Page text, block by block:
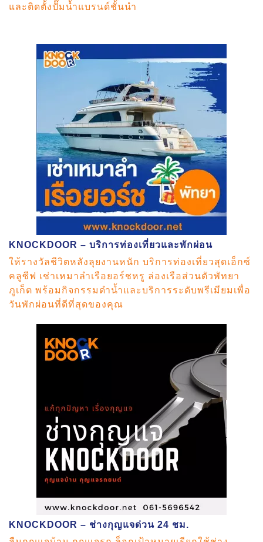
และติดตั้งปั๊มน้ำแบรนด์ชั้นนำ
KNOCKDOOR – บริการท่องเที่ยวและพักผ่อน
ให้รางวัลชีวิตหลังลุยงานหนัก บริการท่องเที่ยวสุดเอ็กซ์
คลูซีฟ เช่าเหมาลำเรือยอร์ชหรู ล่องเรือส่วนตัวพัทยา
ภูเก็ต พร้อมกิจกรรมดำน้ำและบริการระดับพรีเมียมเพื่อ
วันพักผ่อนที่ดีที่สุดของคุณ
KNOCKDOOR – ช่างกุญแจด่วน 24 ชม.